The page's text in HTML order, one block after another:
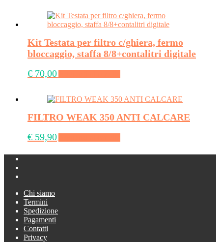
Kit Testata per filtro c/ghiera, fermo
bloccaggio, staffa 8/8+contalitri digitale
€ 70,00
FILTRO WEAK 350 ANTI CALCARE
€ 59,90
Chi siamo
Termini
Spedizione
Pagamenti
Contatti
Privacy